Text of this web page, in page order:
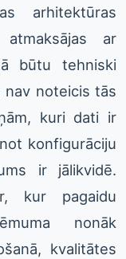
arhitektūras
ar
būtu tehniski
nav noteicis tās
kuri dati ir
konfigurāciju
ir jālikvidē.
kur pagaidu
nonāk
kvalitātes